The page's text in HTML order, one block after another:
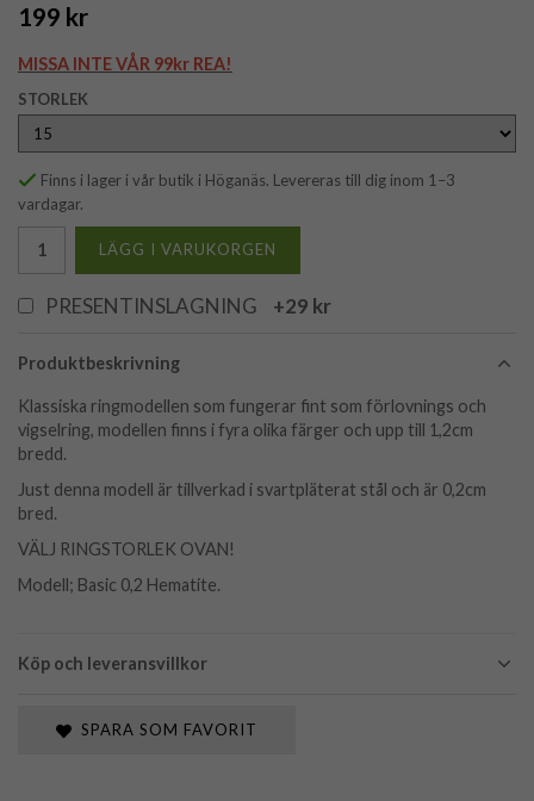
199 kr
MISSA INTE VÅR 99kr REA!
STORLEK
Finns i lager i vår butik i Höganäs. Levereras till dig inom 1–3
vardagar.
LÄGG I VARUKORGEN
PRESENTINSLAGNING +29 kr
Produktbeskrivning
Köp och leveransvillkor
Klassiska ringmodellen som fungerar fint som förlovnings och
vigselring, modellen finns i fyra olika färger och upp till 1,2cm
bredd.
Just denna modell är tillverkad i svartpläterat stål och är 0,2cm
bred.
VÄLJ RINGSTORLEK OVAN!
Modell; Basic 0,2 Hematite.
SPARA SOM FAVORIT